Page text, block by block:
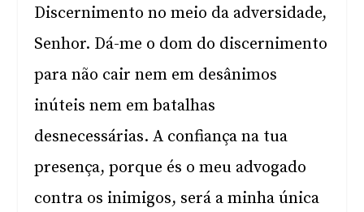
Discernimento no meio da adversidade,
Senhor. Dá-me o dom do discernimento
para não cair nem em desânimos
inúteis nem em batalhas
desnecessárias. A confiança na tua
presença, porque és o meu advogado
contra os inimigos, será a minha única